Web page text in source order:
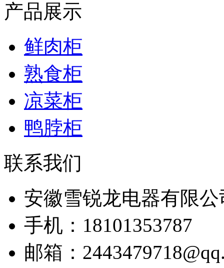
产品展示
鲜肉柜
熟食柜
凉菜柜
鸭脖柜
联系我们
安徽雪锐龙电器有限公
手机：18101353787
邮箱：